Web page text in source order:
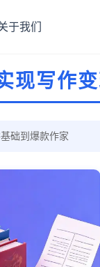
于我们
现写作
础到爆款作家